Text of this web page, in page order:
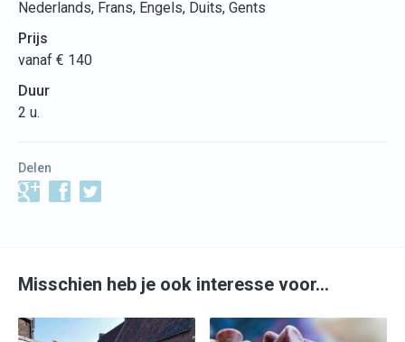
Nederlands, Frans, Engels, Duits, Gents
Prijs
vanaf € 140
Duur
2 u.
Delen
Misschien heb je ook interesse voor…